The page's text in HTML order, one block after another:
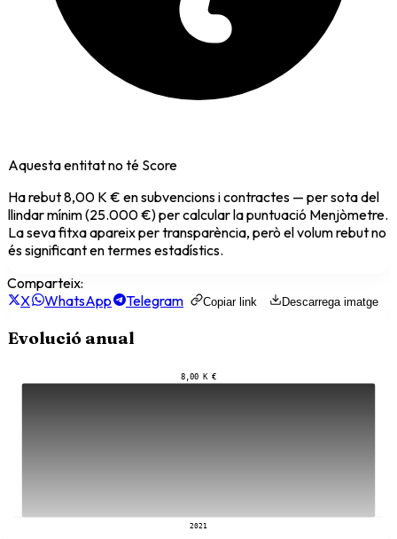
Aquesta entitat no té Score
Ha rebut8,00 K € en subvencions i contractes — per sota del
llindar mínim (25.000 €) per calcular la puntuació Menjòmetre.
La seva fitxa apareix per transparència, però el volum rebut no
és significant en termes estadístics.
Comparteix:
X
WhatsApp Telegram Copiar link Descarrega imatge
Evolució anual
8,00 K €
2021